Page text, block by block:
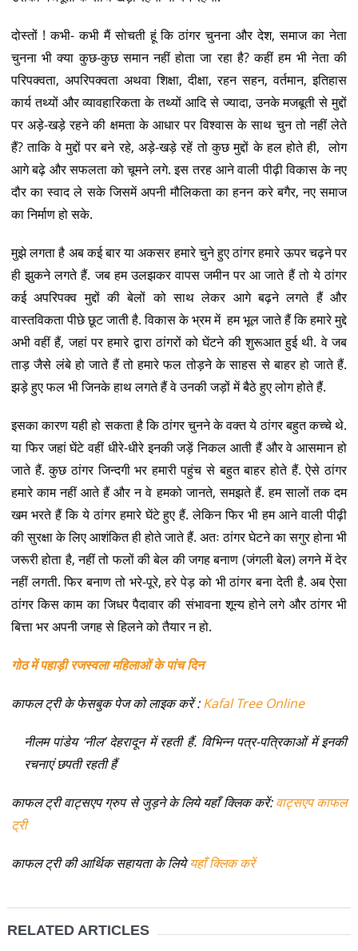
दोस्तों ! कभी- कभी मैं सोचती हूं कि ठांगर चुनना और देश, समाज का नेता
चुनना भी क्या कुछ-कुछ समान नहीं होता जा रहा है? कहीं हम भी नेता की
परिपक्वता, अपरिपक्वता अथवा शिक्षा, दीक्षा, रहन सहन, वर्तमान, इतिहास
कार्य तथ्यों और व्यावहारिकता के तथ्यों आदि से ज्यादा, उनके मजबूती से मुद्दों
पर अड़े-खड़े रहने की क्षमता के आधार पर विश्वास के साथ चुन तो नहीं लेते
हैं? ताकि वे मुद्दों पर बने रहे, अड़े-खड़े रहें तो कुछ मुद्दों के हल होते ही, लोग
आगे बढ़े और सफलता को चूमने लगे. इस तरह आने वाली पीढ़ी विकास के नए
दौर का स्वाद ले सके जिसमें अपनी मौलिकता का हनन करे बगैर, नए समाज
का निर्माण हो सके.
मुझे लगता है अब कई बार या अकसर हमारे चुने हुए ठांगर हमारे ऊपर चढ़ने पर
ही झुकने लगते हैं. जब हम उलझकर वापस जमीन पर आ जाते हैं तो ये ठांगर
कई अपरिपक्व मुद्दों की बेलों को साथ लेकर आगे बढ़ने लगते हैं और
वास्तविकता पीछे छूट जाती है. विकास के भ्रम में हम भूल जाते हैं कि हमारे मुद्दे
अभी वहीं हैं, जहां पर हमारे द्वारा ठांगरों को घेंटने की शुरूआत हुई थी. वे जब
ताड़ जैसे लंबे हो जाते हैं तो हमारे फल तोड़ने के साहस से बाहर हो जाते हैं.
झड़े हुए फल भी जिनके हाथ लगते हैं वे उनकी जड़ों में बैठे हुए लोग होते हैं.
इसका कारण यही हो सकता है कि ठांगर चुनने के वक्त ये ठांगर बहुत कच्चे थे.
या फिर जहां घेंटे वहीं धीरे-धीरे इनकी जड़ें निकल आती हैं और वे आसमान हो
जाते हैं. कुछ ठांगर जिन्दगी भर हमारी पहुंच से बहुत बाहर होते हैं. ऐसे ठांगर
हमारे काम नहीं आते हैं और न वे हमको जानते, समझते हैं. हम सालों तक दम
खम भरते हैं कि ये ठांगर हमारे घेंटे हुए हैं. लेकिन फिर भी हम आने वाली पीढ़ी
की सुरक्षा के लिए आशंकित ही होते जाते हैं. अतः ठांगर घेटने का सगुर होना भी
जरूरी होता है, नहीं तो फलों की बेल की जगह बनाण (जंगली बेल) लगने में देर
नहीं लगती. फिर बनाण तो भरे-पूरे, हरे पेड़ को भी ठांगर बना देती है. अब ऐसा
ठांगर किस काम का जिधर पैदावार की संभावना शून्य होने लगे और ठांगर भी
बित्ता भर अपनी जगह से हिलने को‌ तैयार न हो.
गोठ में पहाड़ी रजस्वला महिलाओं के पांच दिन
काफल ट्री के फेसबुक पेज को लाइक करें :Kafal Tree Online
नीलम पांडेय ‘नील’ देहरादून में रहती हैं. विभिन्न पत्र-पत्रिकाओं में इनकी
रचनाएं छपती रहती हैं
काफल ट्री वाट्सएप ग्रुप से जुड़ने के लिये यहाँ क्लिक करें:वाट्सएप काफल
ट्री
काफल ट्री की आर्थिक सहायता के लियेयहाँ क्लिक करें
RELATED ARTICLES